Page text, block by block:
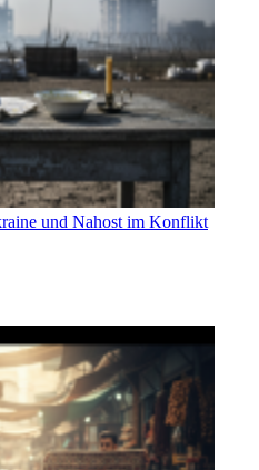
und Nahost im Konflikt